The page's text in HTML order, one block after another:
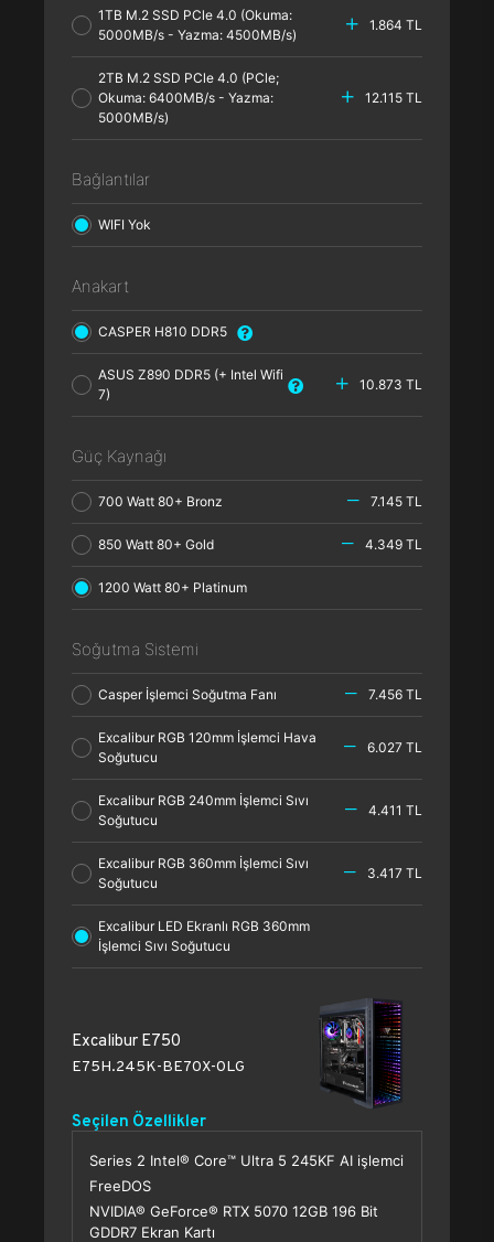
1TB M.2 SSD PCle 4.0 (Okuma:
5000MB/s - Yazma: 4500MB/s)
1.864 TL
2TB M.2 SSD PCle 4.0 (PCle;
Okuma: 6400MB/s - Yazma:
5000MB/s)
12.115 TL
Bağlantılar
WIFI Yok
Anakart
CASPER H810 DDR5
ASUS Z890 DDR5 (+ Intel Wifi
7)
10.873 TL
Güç Kaynağı
700 Watt 80+ Bronz 7.145 TL
850 Watt 80+ Gold 4.349 TL
1200 Watt 80+ Platinum
Soğutma Sistemi
Casper İşlemci Soğutma Fanı 7.456 TL
Excalibur RGB 120mm İşlemci Hava
Soğutucu
6.027 TL
Excalibur RGB 240mm İşlemci Sıvı
Soğutucu
4.411 TL
Excalibur RGB 360mm İşlemci Sıvı
Soğutucu
3.417 TL
Excalibur LED Ekranlı RGB 360mm
İşlemci Sıvı Soğutucu
Excalibur E750
E75H.245K-BE70X-0LG
Seçilen Özellikler
Series 2 Intel® Core™ Ultra 5 245KF AI işlemci
FreeDOS
NVIDIA® GeForce® RTX 5070 12GB 196 Bit
GDDR7 Ekran Kartı